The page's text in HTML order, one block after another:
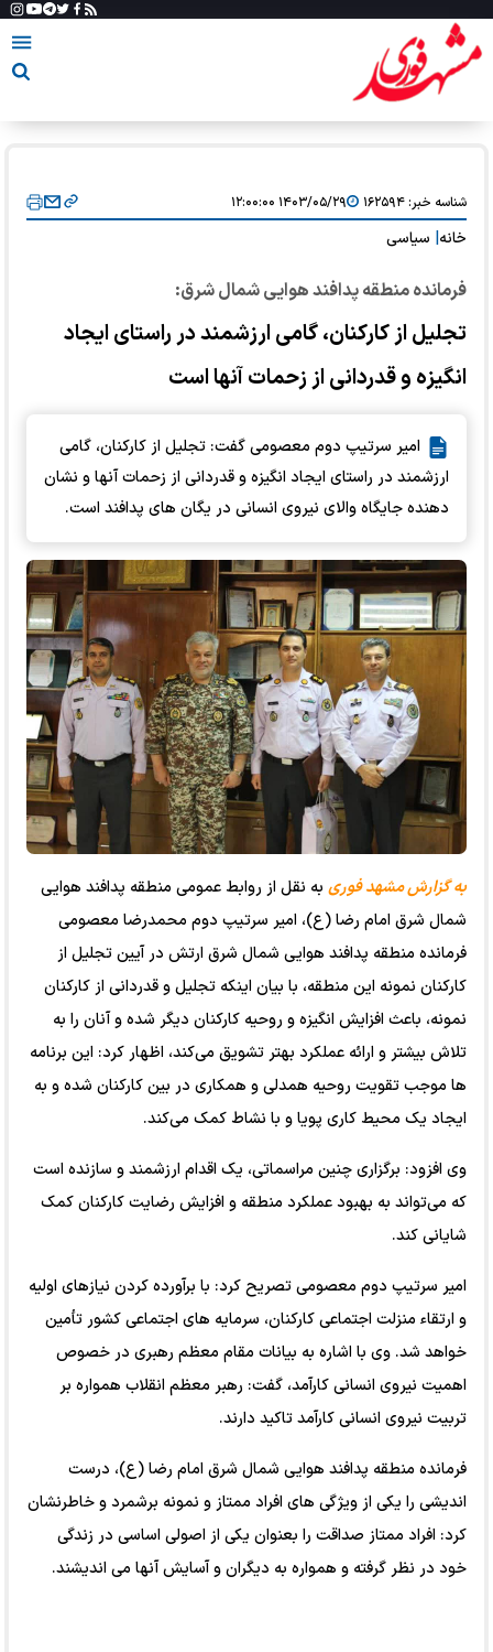
شناسه خبر:۱۶۲۵۹۴ ۱۴۰۳/۰۵/۲۹ ۱۲:۰۰:۰۰
خانه سیاسی
فرمانده منطقه پدافند هوایی شمال شرق:
تجلیل از کارکنان، گامی ارزشمند در راستای ایجاد
انگیزه و قدردانی از زحمات آنها است
امیر سرتیپ دوم معصومی گفت: تجلیل از کارکنان، گامی
ارزشمند در راستای ایجاد انگیزه و قدردانی از زحمات آنها و نشان
دهنده جایگاه والای نیروی انسانی در یگان های پدافند است.
به گزارش مشهد فوری به نقل از روابط عمومی منطقه پدافند هوایی
شمال شرق امام رضا (ع)، امیر سرتیپ دوم محمدرضا معصومی
فرمانده منطقه پدافند هوایی شمال شرق ارتش در آیین تجلیل از
کارکنان نمونه این منطقه، با بیان اینکه تجلیل و قدردانی از کارکنان
نمونه، باعث افزایش انگیزه و روحیه کارکنان دیگر شده و آنان را به
تلاش بیشتر و ارائه عملکرد بهتر تشویق می‌کند، اظهار کرد: این برنامه
ها موجب تقویت روحیه همدلی و همکاری در بین کارکنان شده و به
ایجاد یک محیط کاری پویا و با نشاط کمک می‌کند.
وی افزود: برگزاری چنین مراسماتی، یک اقدام ارزشمند و سازنده است
که می‌تواند به بهبود عملکرد منطقه و افزایش رضایت کارکنان کمک
شایانی کند.
امیر سرتیپ دوم معصومی تصریح کرد: با برآورده کردن نیازهای اولیه
و ارتقاء منزلت اجتماعی کارکنان، سرمایه‌ های اجتماعی کشور تأمین
خواهد شد. وی با اشاره به بیانات مقام معظم رهبری در خصوص
اهمیت نیروی انسانی کارآمد، گفت: رهبر معظم انقلاب همواره بر
تربیت نیروی انسانی کارآمد تاکید دارند.
فرمانده منطقه پدافند هوایی شمال شرق امام رضا (ع)، درست
اندیشی را یکی از ویژگی های افراد ممتاز و نمونه برشمرد و خاطرنشان
کرد: افراد ممتاز صداقت را بعنوان یکی از اصولی اساسی در زندگی
خود در نظر گرفته و همواره به دیگران و آسایش آنها می اندیشند.